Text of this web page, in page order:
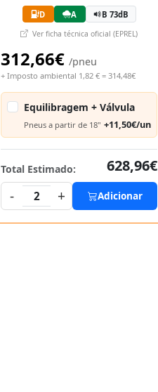
D A B 73dB
Ver ficha técnica oficial (EPREL)
312,66€ /pneu
+ Imposto ambiental 1,82 € = 314,48€
Equilibragem + Válvula
Pneus a partir de 18" +11,50€/un
Total Estimado:
628,96€
-
2 + Adicionar